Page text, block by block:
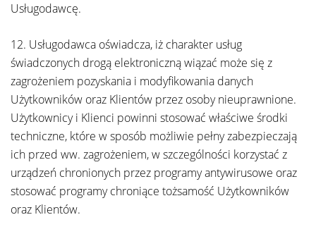
Usługodawcę.
12. Usługodawca oświadcza, iż charakter usług
świadczonych drogą elektroniczną wiązać może się z
zagrożeniem pozyskania i modyfikowania danych
Użytkowników oraz Klientów przez osoby nieuprawnione.
Użytkownicy i Klienci powinni stosować właściwe środki
techniczne, które w sposób możliwie pełny zabezpieczają
ich przed ww. zagrożeniem, w szczególności korzystać z
urządzeń chronionych przez programy antywirusowe oraz
stosować programy chroniące tożsamość Użytkowników
oraz Klientów.